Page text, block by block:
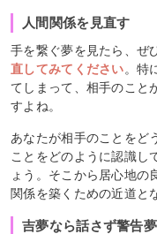
人間関係を見直す
手を繋ぐ夢を見たら、ぜ
直してみてください。特
てしまって、相手のこと
すよね。
あなたが相手のことをど
ことをどのように認識し
ょう。そこから居心地の
関係を築くための近道と
吉夢なら話さず警告